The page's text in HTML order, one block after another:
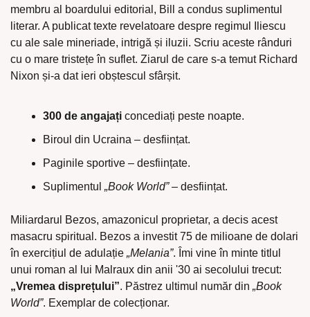
membru al boardului editorial, Bill a condus suplimentul
literar. A publicat texte revelatoare despre regimul Iliescu
cu ale sale mineriade, intrigă și iluzii. Scriu aceste rânduri
cu o mare tristețe în suflet. Ziarul de care s-a temut Richard
Nixon și-a dat ieri obștescul sfârșit.
300 de angajați concediați peste noapte.
Biroul din Ucraina – desființat.
Paginile sportive – desființate.
Suplimentul „Book World” – desființat.
Miliardarul Bezos, amazonicul proprietar, a decis acest
masacru spiritual. Bezos a investit 75 de milioane de dolari
în exercițiul de adulație „Melania”. Îmi vine în minte titlul
„Vremea disprețului”. Păstrez ultimul număr din „Book
World”. Exemplar de colecționar.